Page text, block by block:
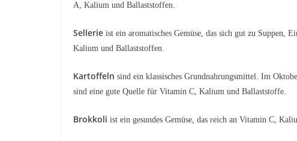
A, Kalium und Ballaststoffen.
Sellerie ist ein aromatisches Gemüse, das sich gut zu Suppen,
Kalium und Ballaststoffen.
Kartoffeln sind ein klassisches Grundnahrungsmittel. Im
sind eine gute Quelle für Vitamin C, Kalium und Ballaststoffe.
Brokkoli ist ein gesundes Gemüse, das reich an Vitamin C,